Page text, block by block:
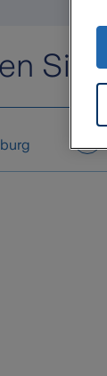
Sie